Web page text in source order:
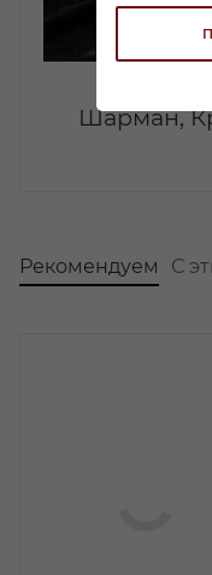
Шарман,
Рекомендуем С